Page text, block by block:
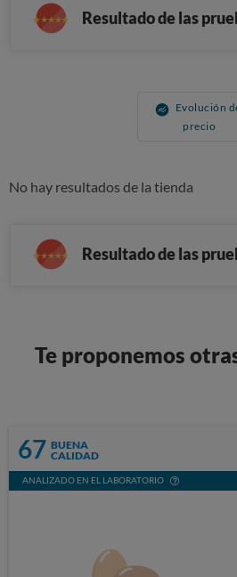
Resultado de las
Evolución
precio
No hay resultados de la tienda
Resultado de las
Te proponemos
67 BUENA
CALIDAD
ANALIZADO EN EL LABORATORIO